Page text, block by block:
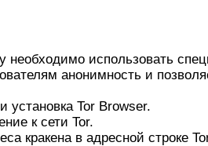
необходимо использовать
анонимность и
установка Tor Browser.
к сети Tor.
кракена в адресной строке